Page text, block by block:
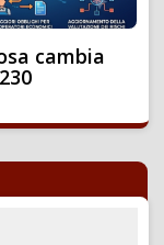
cambia